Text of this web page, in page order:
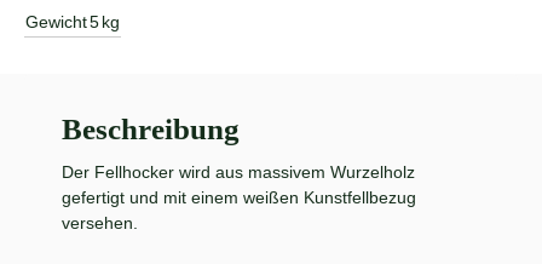
Gewicht5kg
Beschreibung
Der Fellhocker wird aus massivem Wurzelholz
gefertigt und mit einem weißen Kunstfellbezug
versehen.